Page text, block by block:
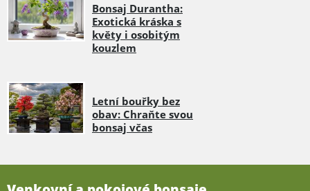
Bonsaj Durantha:
Exotická kráska s
květy i osobitým
kouzlem
Letní bouřky bez
obav: Chraňte svou
bonsaj včas